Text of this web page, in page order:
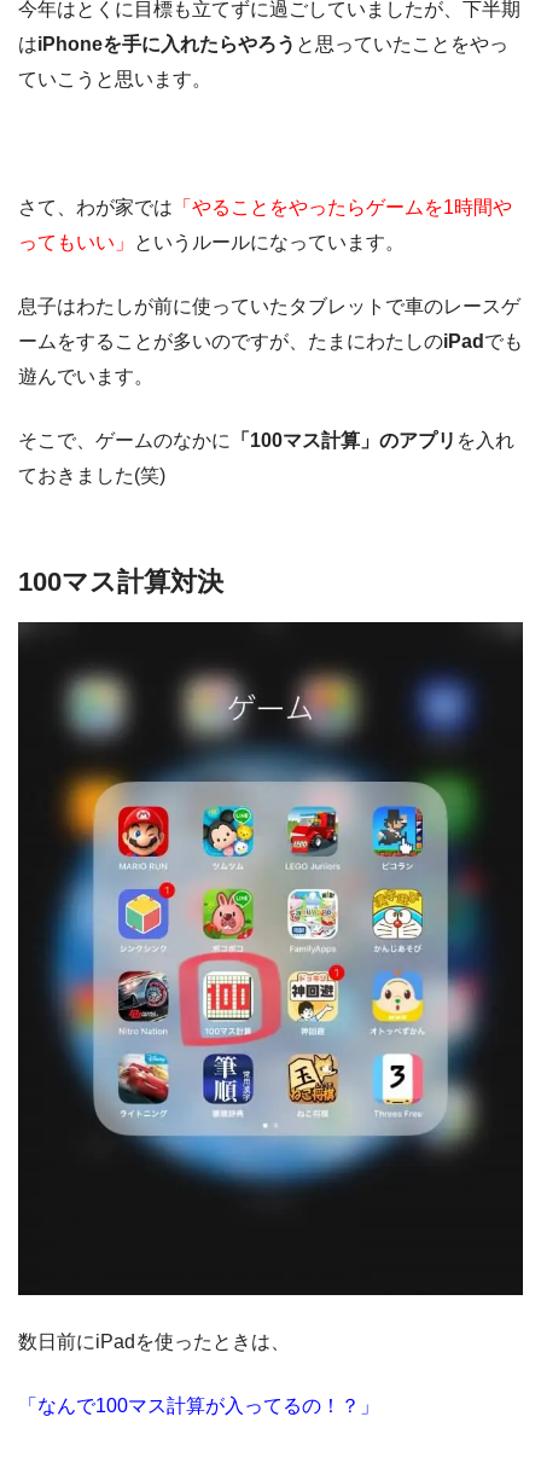
今年はとくに目標も立てずに過ごしていましたが、下半期
はiPhoneを手に入れたらやろう と思っていたことをやっ
ていこうと思います。
さて、わが家では 「やることをやったらゲームを1時間や
ってもいい」
というルールになっています。
息子はわたしが前に使っていたタブレットで車のレースゲ
ームをすることが多いのですが、たまにわたしのiPad でも
遊んでいます。
そこで、ゲームのなかに 「100マス計算」のアプリ を入れ
ておきました(笑)
100マス計算対決
数日前にiPadを使ったときは、
「なんで100マス計算が入ってるの！？」